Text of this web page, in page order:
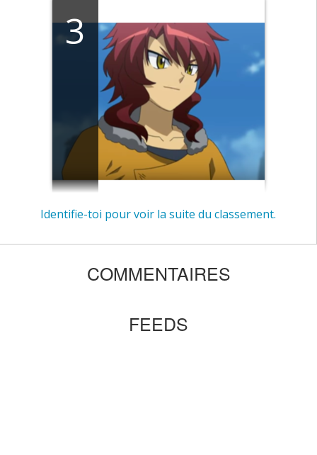
3
bao beyblade
2
Identifie-toi pour voir la suite du classement.
COMMENTAIRES
FEEDS